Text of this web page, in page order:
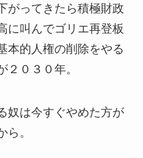
がってきたら積極財政
に叫んでゴリエ再登板
本的人権の削除をやる
２０３０年。
奴は今すぐやめた方が
ら。